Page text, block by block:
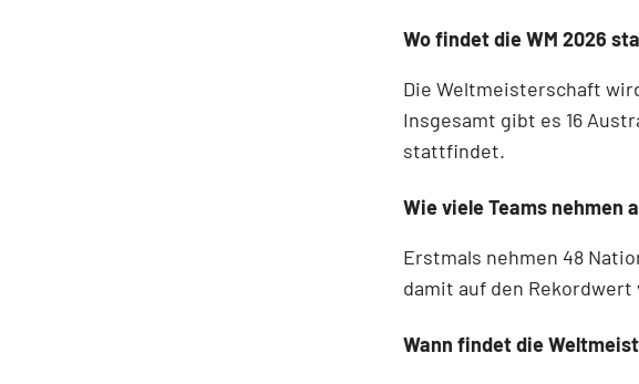
Wo findet die WM 2026
Die Weltmeisterschaft
Insgesamt gibt es 16
stattfindet.
Wie viele Teams nehmen
Erstmals nehmen 48
damit auf den Rekordwert
Wann findet die